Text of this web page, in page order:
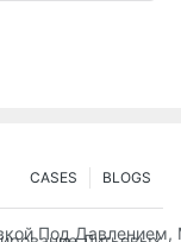
BLOGS
CASES
Под